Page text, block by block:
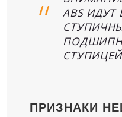
ABS
ПРИЗНАКИ